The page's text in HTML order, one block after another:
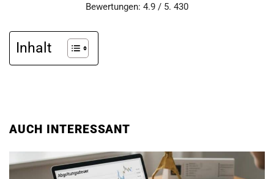
Bewertungen: 4.9 / 5. 430
Inhalt
AUCH INTERESSANT